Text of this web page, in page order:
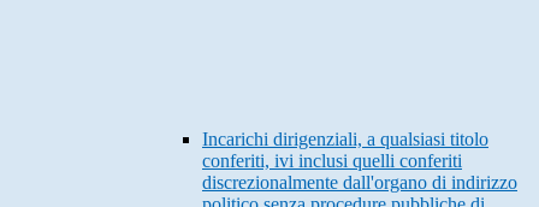
Incarichi dirigenziali, a qualsiasi titolo
conferiti, ivi inclusi quelli conferiti
discrezionalmente dall'organo di indirizzo